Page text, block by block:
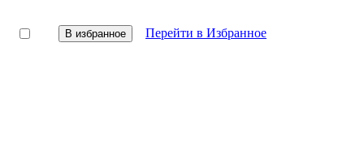
Перейти в Избранное